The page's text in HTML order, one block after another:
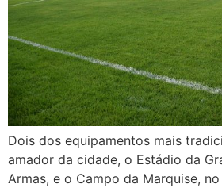
Dois dos equipamentos mais
amador da cidade, o Estádio da
Armas, e o Campo da Marquise,